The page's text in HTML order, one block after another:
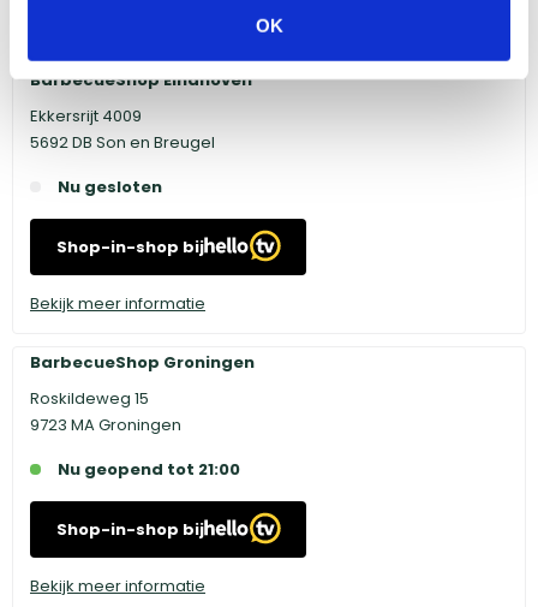
OK
BarbecueShop Eindhoven
Ekkersrijt 4009
5692 DB Son en Breugel
Nu gesloten
Shop-in-shop bij
Bekijk meer informatie
BarbecueShop Groningen
Roskildeweg 15
9723 MA Groningen
Nu geopend tot 21:00
Shop-in-shop bij
Bekijk meer informatie